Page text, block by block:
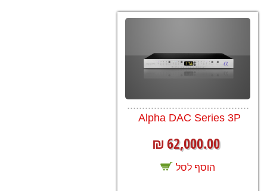
.........................................
Alpha DAC Series 3P
62,000.00
₪
הוסף לסל